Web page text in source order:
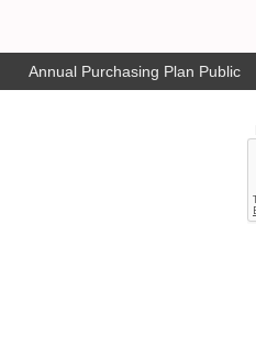
Annual Purchasing Plan Public